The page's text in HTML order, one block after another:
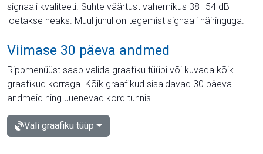
signaali kvaliteeti. Suhte väärtust vahemikus 38–54 dB
loetakse heaks. Muul juhul on tegemist signaali häiringuga.
Viimase 30 päeva andmed
Rippmenüüst saab valida graafiku tüübi või kuvada kõik
graafikud korraga. Kõik graafikud sisaldavad 30 päeva
andmeid ning uuenevad kord tunnis.
Vali graafiku tüüp